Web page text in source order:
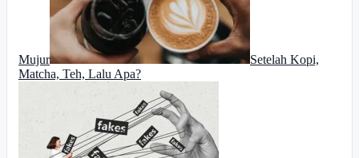
Mujur
Setelah Kopi,
Matcha, Teh, Lalu Apa?